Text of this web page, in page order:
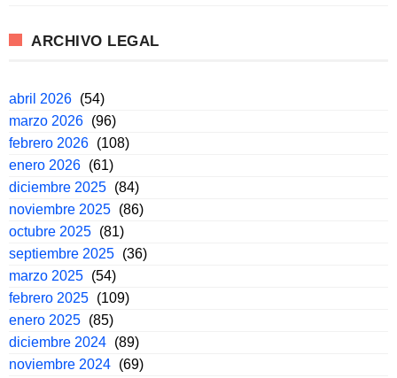
ARCHIVO LEGAL
abril 2026 (54)
marzo 2026 (96)
febrero 2026 (108)
enero 2026 (61)
diciembre 2025 (84)
noviembre 2025 (86)
octubre 2025 (81)
septiembre 2025 (36)
marzo 2025 (54)
febrero 2025 (109)
enero 2025 (85)
diciembre 2024 (89)
noviembre 2024 (69)